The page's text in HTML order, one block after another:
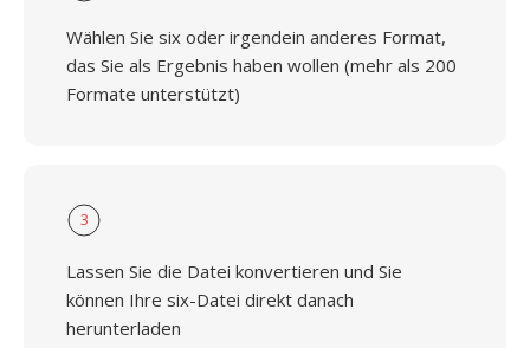
Wählen Sie six oder irgendein anderes Format,
das Sie als Ergebnis haben wollen (mehr als 200
Formate unterstützt)
3
Lassen Sie die Datei konvertieren und Sie
können Ihre six-Datei direkt danach
herunterladen